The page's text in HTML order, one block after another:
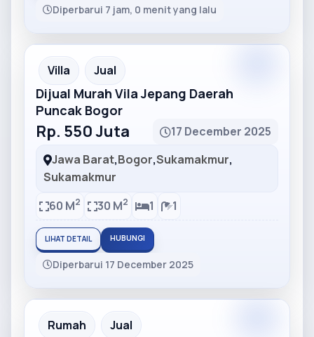
Diperbarui 7 jam, 0 menit yang lalu
Partner Ad
Villa Jual
Dijual Murah Vila Jepang Daerah
Puncak Bogor
Rp. 550 Juta
17 December 2025
Jawa Barat,Bogor,Sukamakmur,
Sukamakmur
60 M2 30 M2 1 1
LIHAT DETAIL HUBUNGI
Diperbarui 17 December 2025
Partner Ad
Rumah Jual